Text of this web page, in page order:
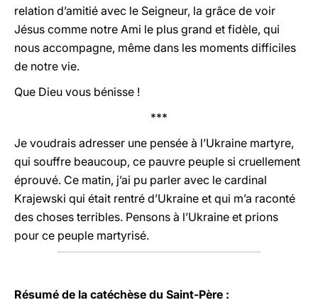
relation d’amitié avec le Seigneur, la grâce de voir
Jésus comme notre Ami le plus grand et fidèle, qui
nous accompagne, même dans les moments difficiles
de notre vie.
Que Dieu vous bénisse !
***
Je voudrais adresser une pensée à l’Ukraine martyre,
qui souffre beaucoup, ce pauvre peuple si cruellement
éprouvé. Ce matin, j’ai pu parler avec le cardinal
Krajewski qui était rentré d’Ukraine et qui m’a raconté
des choses terribles. Pensons à l’Ukraine et prions
pour ce peuple martyrisé.
Résumé de la catéchèse du Saint-Père :